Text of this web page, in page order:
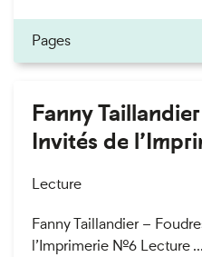
Pages
Fanny
Invités de
Lecture
Fanny Taillandier –
l’Imprimerie n°6 Lecture ...